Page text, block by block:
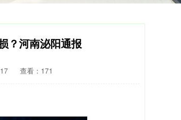
？河南泌阳通报
查看：171